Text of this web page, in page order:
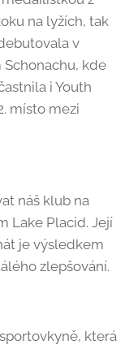
na lyžích, tak
v
kde
i Youth
místo mezi
náš klub na
Lake Placid. Její
je výsledkem
zlepšování.
která